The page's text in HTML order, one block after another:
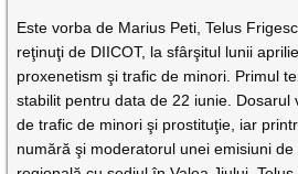
Este vorba de Marius Peti, Telus
reţinuţi de DIICOT, la sfârşitul lunii
proxenetism şi trafic de minori. Primul
stabilit pentru data de 22 iunie. Dosarul
de trafic de minori şi prostituţie, iar
numără şi moderatorul unei emisiuni